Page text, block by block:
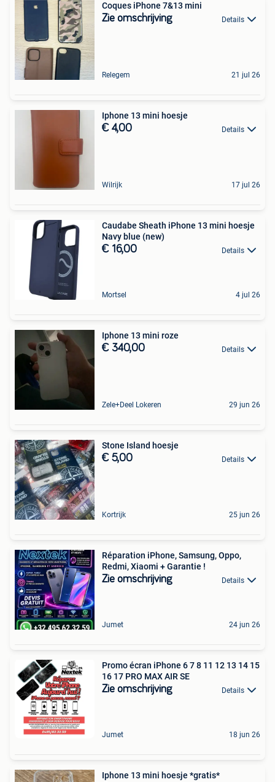
Coques iPhone 7&13 mini
Zie omschrijving Details
Relegem 21 jul 26
Iphone 13 mini hoesje
€ 4,00 Details
Wilrijk 17 jul 26
Caudabe Sheath iPhone 13 mini hoesje
Navy blue (new)
€ 16,00 Details
Mortsel 4 jul 26
Iphone 13 mini roze
€ 340,00 Details
Zele+Deel Lokeren 29 jun 26
Stone Island hoesje
€ 5,00 Details
Kortrijk 25 jun 26
Réparation iPhone, Samsung, Oppo,
Redmi, Xiaomi + Garantie !
Zie omschrijving Details
Jumet 24 jun 26
Promo écran iPhone 6 7 8 11 12 13 14 15
16 17 PRO MAX AIR SE
Zie omschrijving Details
Jumet 18 jun 26
Iphone 13 mini hoesje *gratis*